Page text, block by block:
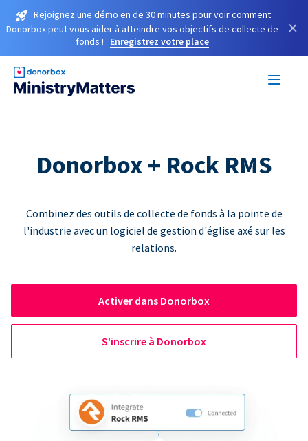
Rejoignez une démo en de 30 minutes pour voir comment
Donorbox peut vous aider à atteindre vos objectifs de collecte de
fonds !
Enregistrez votre place
×
Donorbox + Rock RMS
Combinez des outils de collecte de fonds à la pointe de
l'industrie avec un logiciel de gestion d'église axé sur les
relations.
Activer dans Donorbox
S'inscrire à Donorbox